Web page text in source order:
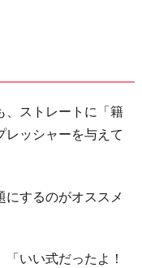
、ストレートに「籍
レッシャーを与えて
するのがオススメ
いい式だったよ！